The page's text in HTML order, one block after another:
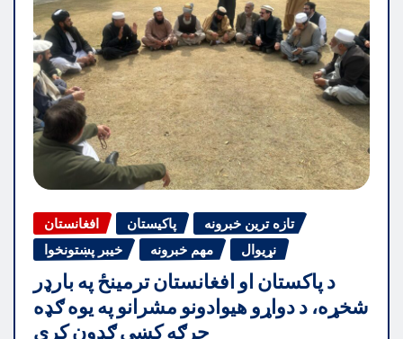
افغانستان پاکیستان
تازه ترین خبرونه
خیبر پښتونخوا
مهم خبرونه نړیوال
د پاکستان او افغانستان ترمینځ په بارډر
شخړه، د دواړو هیوادونو مشرانو په یوه ګډه
جرګه کښې ګډون کړې